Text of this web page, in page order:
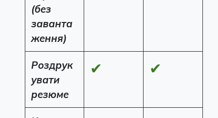
(без
заванта
ження)
Роздрук
увати
резюме
✔ ✔